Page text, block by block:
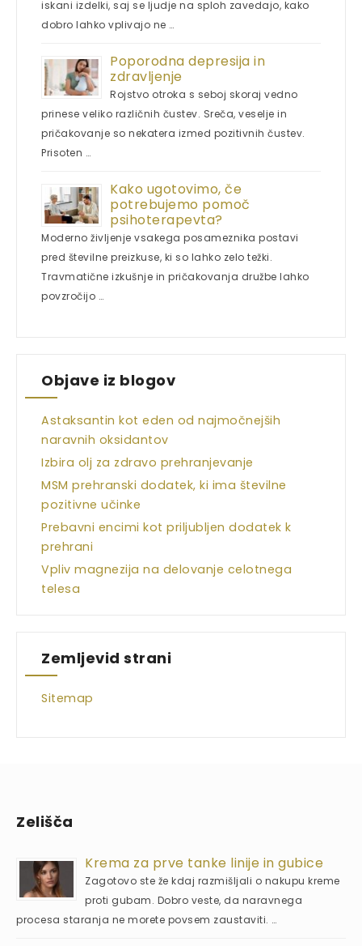
iskani izdelki, saj se ljudje na sploh zavedajo, kako
dobro lahko vplivajo ne …
Poporodna depresija in
zdravljenje
Rojstvo otroka s seboj skoraj vedno
prinese veliko različnih čustev. Sreča, veselje in
pričakovanje so nekatera izmed pozitivnih čustev.
Prisoten …
Kako ugotovimo, če
potrebujemo pomoč
psihoterapevta?
Moderno življenje vsakega posameznika postavi
pred številne preizkuse, ki so lahko zelo težki.
Travmatične izkušnje in pričakovanja družbe lahko
povzročijo …
Objave iz blogov
Astaksantin kot eden od najmočnejših
naravnih oksidantov
Izbira olj za zdravo prehranjevanje
MSM prehranski dodatek, ki ima številne
pozitivne učinke
Prebavni encimi kot priljubljen dodatek k
prehrani
Vpliv magnezija na delovanje celotnega
telesa
Zemljevid strani
Sitemap
Zelišča
Krema za prve tanke linije in gubice
Zagotovo ste že kdaj razmišljali o nakupu kreme
proti gubam. Dobro veste, da naravnega
procesa staranja ne morete povsem zaustaviti. …